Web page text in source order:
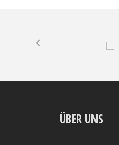
ÜBER UNS